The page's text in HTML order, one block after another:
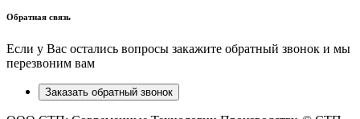
Обратная связь
Если у Вас остались вопросы закажите обратный звонок и мы
перезвоним вам
Заказать обратный звонок